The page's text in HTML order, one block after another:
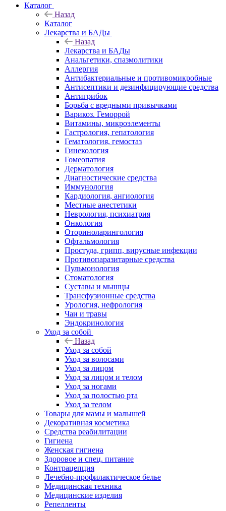
Каталог
Назад
Каталог
Лекарства и БАДы
Назад
Лекарства и БАДы
Анальгетики, спазмолитики
Аллергия
Антибактериальные и противомикробные
Антисептики и дезинфицирующие средства
Антигрибок
Борьба с вредными привычками
Варикоз. Геморрой
Витамины, микроэлементы
Гастрология, гепатология
Гематология, гемостаз
Гинекология
Гомеопатия
Дерматология
Диагностические средства
Иммунология
Кардиология, ангиология
Местные анестетики
Неврология, психиатрия
Онкология
Оториноларингология
Офтальмология
Простуда, грипп, вирусные инфекции
Противопаразитарные средства
Пульмонология
Стоматология
Суставы и мышцы
Трансфузионные средства
Урология, нефрология
Чаи и травы
Эндокринология
Уход за собой
Назад
Уход за собой
Уход за волосами
Уход за лицом
Уход за лицом и телом
Уход за ногами
Уход за полостью рта
Уход за телом
Товары для мамы и малышей
Декоративная косметика
Средства реабилитации
Гигиена
Женская гигиена
Здоровое и спец. питание
Контрацепция
Лечебно-профилактическое белье
Медицинская техника
Медицинские изделия
Репелленты